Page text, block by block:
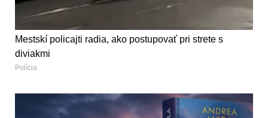
Mestskí policajti radia, ako postupovať pri strete s
diviakmi
Polícia